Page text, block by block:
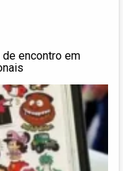
encontro em